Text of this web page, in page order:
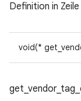
Definition in Zeile
void(*